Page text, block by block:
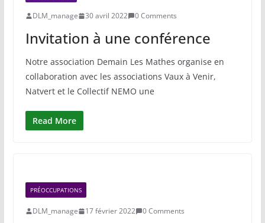
DLM_manage 30 avril 2022 0 Comments
Invitation à une conférence
Notre association Demain Les Mathes organise en
collaboration avec les associations Vaux à Venir,
Natvert et le Collectif NEMO une
Read More
PRÉOCCUPATIONS
DLM_manage 17 février 2022 0 Comments